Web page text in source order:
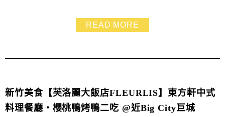
又豐富.很適合聚餐.CP值超高! 我們訂位時是後補耶.人
READ MORE
新竹美食【芙洛麗大飯店FLEURLIS】東方軒中式
料理餐廳‧櫻桃鴨烤鴨二吃 @近Big City巨城